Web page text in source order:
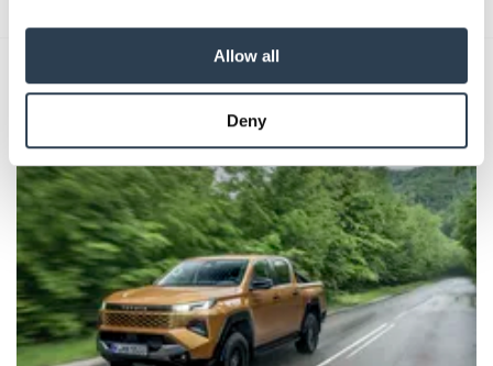
provided to them or that they’ve collected from your use
Weitere Informationen:Impressum Datenschutz
Allow all
Deny
Das könnte Sie auch interessieren: